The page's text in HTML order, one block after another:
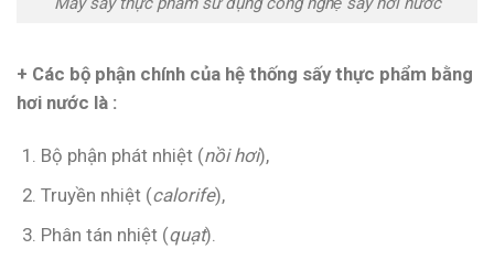
+ Các bộ phận chính của hệ thống sấy thực phẩm bằng
hơi nước là :
Bộ phận phát nhiệt (nồi hơi),
Truyền nhiệt (calorife),
Phân tán nhiệt (quạt).